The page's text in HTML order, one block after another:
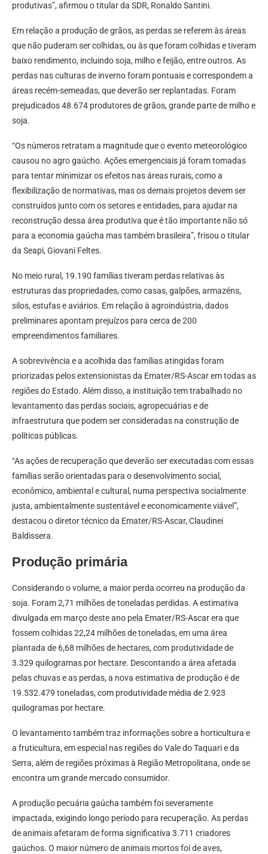
produtivas”, afirmou o titular da SDR, Ronaldo Santini.
Em relação a produção de grãos, as perdas se referem às áreas
que não puderam ser colhidas, ou às que foram colhidas e tiveram
baixo rendimento, incluindo soja, milho e feijão, entre outros. As
perdas nas culturas de inverno foram pontuais e correspondem a
áreas recém-semeadas, que deverão ser replantadas. Foram
prejudicados 48.674 produtores de grãos, grande parte de milho e
soja.
“Os números retratam a magnitude que o evento meteorológico
causou no agro gaúcho. Ações emergenciais já foram tomadas
para tentar minimizar os efeitos nas áreas rurais, como a
flexibilização de normativas, mas os demais projetos devem ser
construídos junto com os setores e entidades, para ajudar na
reconstrução dessa área produtiva que é tão importante não só
para a economia gaúcha mas também brasileira”, frisou o titular
da Seapi, Giovani Feltes.
No meio rural, 19.190 famílias tiveram perdas relativas às
estruturas das propriedades, como casas, galpões, armazéns,
silos, estufas e aviários. Em relação à agroindústria, dados
preliminares apontam prejuízos para cerca de 200
empreendimentos familiares.
A sobrevivência e a acolhida das famílias atingidas foram
priorizadas pelos extensionistas da Emater/RS-Ascar em todas as
regiões do Estado. Além disso, a instituição tem trabalhado no
levantamento das perdas sociais, agropecuárias e de
infraestrutura que podem ser consideradas na construção de
políticas públicas.
“As ações de recuperação que deverão ser executadas com essas
famílias serão orientadas para o desenvolvimento social,
econômico, ambiental e cultural, numa perspectiva socialmente
justa, ambientalmente sustentável e economicamente viável”,
destacou o diretor técnico da Emater/RS-Ascar, Claudinei
Baldissera.
Produção primária
Considerando o volume, a maior perda ocorreu na produção da
soja. Foram 2,71 milhões de toneladas perdidas. A estimativa
divulgada em março deste ano pela Emater/RS-Ascar era que
fossem colhidas 22,24 milhões de toneladas, em uma área
plantada de 6,68 milhões de hectares, com produtividade de
3.329 quilogramas por hectare. Descontando a área afetada
pelas chuvas e as perdas, a nova estimativa de produção é de
19.532.479 toneladas, com produtividade média de 2.923
quilogramas por hectare.
O levantamento também traz informações sobre a horticultura e
a fruticultura, em especial nas regiões do Vale do Taquari e da
Serra, além de regiões próximas à Região Metropolitana, onde se
encontra um grande mercado consumidor.
A produção pecuária gaúcha também foi severamente
impactada, exigindo longo período para recuperação. As perdas
de animais afetaram de forma significativa 3.711 criadores
gaúchos. O maior número de animais mortos foi de aves,